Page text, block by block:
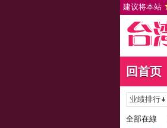
建议将本站
回首页
业绩排行
全部在線